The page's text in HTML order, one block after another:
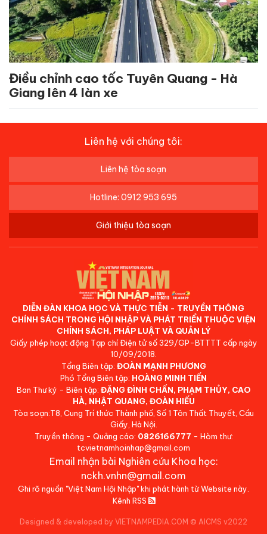
Điều chỉnh cao tốc Tuyên Quang - Hà
Giang lên 4 làn xe
Liên hệ với chúng tôi:
Liên hệ tòa soạn
Hotline: 0912 953 695
Giới thiệu tòa soạn
DIỄN ĐÀN KHOA HỌC VÀ THỰC TIỄN - TRUYỀN THÔNG
CHÍNH SÁCH TRONG HỘI NHẬP VÀ PHÁT TRIỂN THUỘC VIỆN
CHÍNH SÁCH, PHÁP LUẬT VÀ QUẢN LÝ
Giấy phép hoạt động Tạp chí Điện tử số 329/GP-BTTTT cấp ngày
10/09/2018.
Tổng Biên tập: ĐOÀN MẠNH PHƯƠNG
Phó Tổng Biên tập: HOÀNG MINH TIẾN
Ban Thư ký - Biên tập: ĐẶNG ĐÌNH CHẤN, PHẠM THỦY, CAO
HÀ, NHẬT QUANG, ĐOÀN HIẾU
Tòa soạn:T8, Cung Trí thức Thành phố, Số 1 Tôn Thất Thuyết, Cầu
Giấy, Hà Nội.
Truyền thông - Quảng cáo: 0826166777 - Hòm thư:
tcvietnamhoinhap@gmail.com
Email nhận bài Nghiên cứu Khoa học:
nckh.vnhn@gmail.com
Ghi rõ nguồn "Việt Nam Hội Nhập" khi phát hành từ Website này.
Kênh RSS
Designed & developed by VIETNAMPEDIA.COM © AICMS v2022